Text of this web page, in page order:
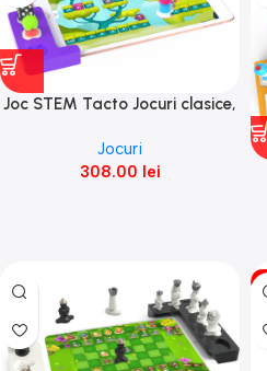
Joc STEM Tacto Jocuri clasice,
Jocuri
308.00 lei